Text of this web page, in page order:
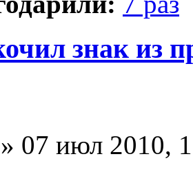
знак из
» 07 июл 2010,